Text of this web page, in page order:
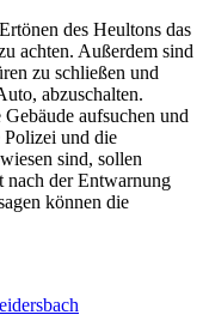
des Heultons das
achten. Außerdem sind
zu schließen und
abzuschalten.
Gebäude aufsuchen und
und die
sind, sollen
nach der Entwarnung
können die